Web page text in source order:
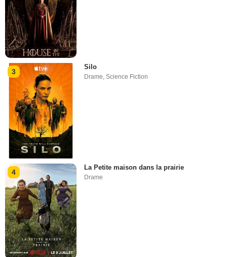
3
Silo
Drame ,Science Fiction
4
La Petite maison dans la prairie
Drame